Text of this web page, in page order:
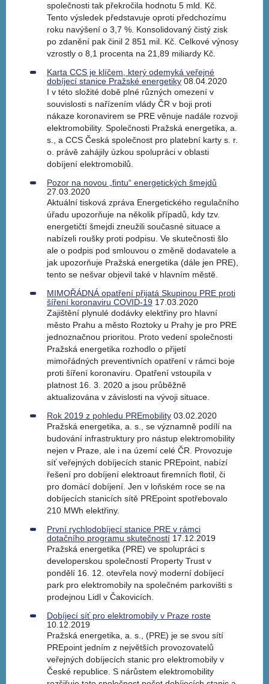
společnosti tak překročila hodnotu 5 mld. Kč.
Tento výsledek představuje oproti předchozímu
roku navýšení o 3,7 %. Konsolidovaný čistý zisk
po zdanění pak činil 2 851 mil. Kč. Celkové výnosy
vzrostly o 8,1 procenta na 21,89 miliardy Kč.
Karta CCS je klíčem, který odemyká veřejné
dobíjecí stanice Pražské energetiky 08.04.2020
I v této složité době plné různých omezení v
souvislosti s nařízením vlády ČR v boji proti
nákaze koronavirem se PRE věnuje nadále rozvoji
elektromobility. Společnosti Pražská energetika, a.
s., a CCS Česká společnost pro platební karty s. r.
o. právě zahájily úzkou spolupráci v oblasti
dobíjení elektromobilů.
Pozor na novou „fintu“ energetických šmejdů
27.03.2020
Aktuální tisková zpráva Energetického regulačního
úřadu upozorňuje na několik případů, kdy tzv.
energetičtí šmejdi zneužili současné situace a
nabízeli roušky proti podpisu. Ve skutečnosti šlo
ale o podpis pod smlouvou o změně dodavatele a
jak upozorňuje Pražská energetika (dále jen PRE),
tento se nešvar objevil také v hlavním městě.
MIMOŘÁDNÁ opatření přijatá Skupinou PRE proti
šíření koronaviru COVID-19 17.03.2020
Zajištění plynulé dodávky elektřiny pro hlavní
město Prahu a město Roztoky u Prahy je pro PRE
jednoznačnou prioritou. Proto vedení společnosti
Pražská energetika rozhodlo o přijetí
mimořádných preventivních opatření v rámci boje
proti šíření koronaviru. Opatření vstoupila v
platnost 16. 3. 2020 a jsou průběžně
aktualizována v závislosti na vývoji situace.
Rok 2019 z pohledu PREmobility 03.02.2020
Pražská energetika, a. s., se významně podílí na
budování infrastruktury pro nástup elektromobility
nejen v Praze, ale i na území celé ČR. Provozuje
síť veřejných dobíjecích stanic PREpoint, nabízí
řešení pro dobíjení elektroaut firemních flotil, či
pro domácí dobíjení. Jen v loňském roce se na
dobíjecích stanicích sítě PREpoint spotřebovalo
210 MWh elektřiny.
První rychlodobíjecí stanice PRE v rámci
dotačního programu skutečností 17.12.2019
Pražská energetika (PRE) ve spolupráci s
developerskou společností Property Trust v
pondělí 16. 12. otevřela nový moderní dobíjecí
park pro elektromobily na společném parkovišti s
prodejnou Lidl v Čakovicích.
Dobíjecí síť pro elektromobily v Praze roste
10.12.2019
Pražská energetika, a. s., (PRE) je se svou sítí
PREpoint jedním z největších provozovatelů
veřejných dobíjecích stanic pro elektromobily v
České republice. S nárůstem elektromobility